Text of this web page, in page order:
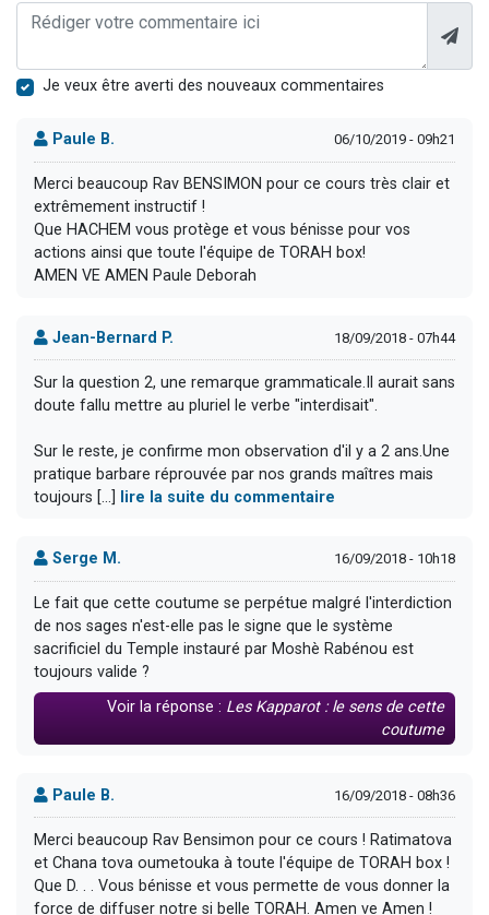
Je veux être averti des nouveaux commentaires
Paule B. 06/10/2019 - 09h21
Merci beaucoup Rav BENSIMON pour ce cours très clair et
extrêmement instructif !
Que HACHEM vous protège et vous bénisse pour vos
actions ainsi que toute l'équipe de TORAH box!
AMEN VE AMEN Paule Deborah
Jean-Bernard P. 18/09/2018 - 07h44
Sur la question 2, une remarque grammaticale.Il aurait sans
doute fallu mettre au pluriel le verbe "interdisait".
Sur le reste, je confirme mon observation d'il y a 2 ans.Une
pratique barbare réprouvée par nos grands maîtres mais
toujours [...]
lire la suite du commentaire
Serge M. 16/09/2018 - 10h18
Le fait que cette coutume se perpétue malgré l'interdiction
de nos sages n'est-elle pas le signe que le système
sacrificiel du Temple instauré par Moshè Rabénou est
toujours valide ?
Voir la réponse : Les Kapparot : le sens de cette
coutume
Paule B. 16/09/2018 - 08h36
Merci beaucoup Rav Bensimon pour ce cours ! Ratimatova
et Chana tova oumetouka à toute l'équipe de TORAH box !
Que D. . . Vous bénisse et vous permette de vous donner la
force de diffuser notre si belle TORAH. Amen ve Amen !